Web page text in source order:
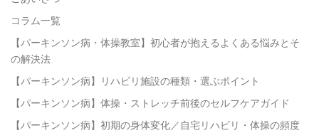
コラム一覧
【パーキンソン病・体操教室】初心者が抱えるよくある悩みとそ
の解決法
【パーキンソン病】リハビリ施設の種類・選ぶポイント
【パーキンソン病】体操・ストレッチ前後のセルフケアガイド
【パーキンソン病】初期の身体変化／自宅リハビリ・体操の頻度